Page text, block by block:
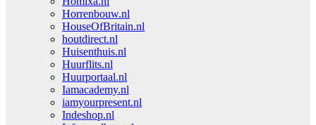
Horrenbouw.nl
HouseOfBritain.nl
houtdirect.nl
Huisenthuis.nl
Huurflits.nl
Huurportaal.nl
Iamacademy.nl
iamyourpresent.nl
Indeshop.nl